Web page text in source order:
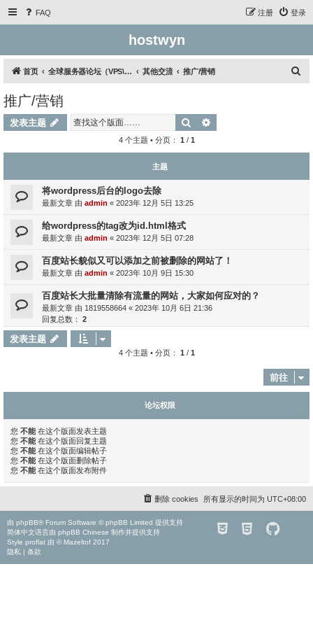
FAQ 登录
注册
hostwyn
首页 全球服务器论坛（VPS\云服务器\独立服务器） 其他交流 推广/营销
推广/营销
发表主题 搜索
4 个主题 • 分页： 1 / 1
主题
将wordpress后台的logo去除
最新文章 由 admin « 2023年 12月 5日 13:25
给wordpress的tag改为id.html格式
最新文章 由 admin « 2023年 12月 5日 07:28
百度站长貌似又可以添加之前被删除的网站了！
最新文章 由 admin « 2023年 10月 9日 15:30
百度站长大批量清除有流量的网站，大家如何应对的？
最新文章 由 1819558664 « 2023年 10月 6日 21:36
回复总数： 2
发表主题
4 个主题 • 分页： 1 / 1
前往
论坛权限
您 不能 在这个版面发表主题
您 不能 在这个版面回复主题
您 不能 在这个版面编辑帖子
您 不能 在这个版面删除帖子
您 不能 在这个版面发布附件
所有显示的时间为 UTC+08:00
删除 cookies
由 phpBB® Forum Software © phpBB Limited 提供支持
简体中文语言由 phpBB Chinese 制作并提供支持
Style proflat 由 © Mazeltof 2017
隐私 | 条款